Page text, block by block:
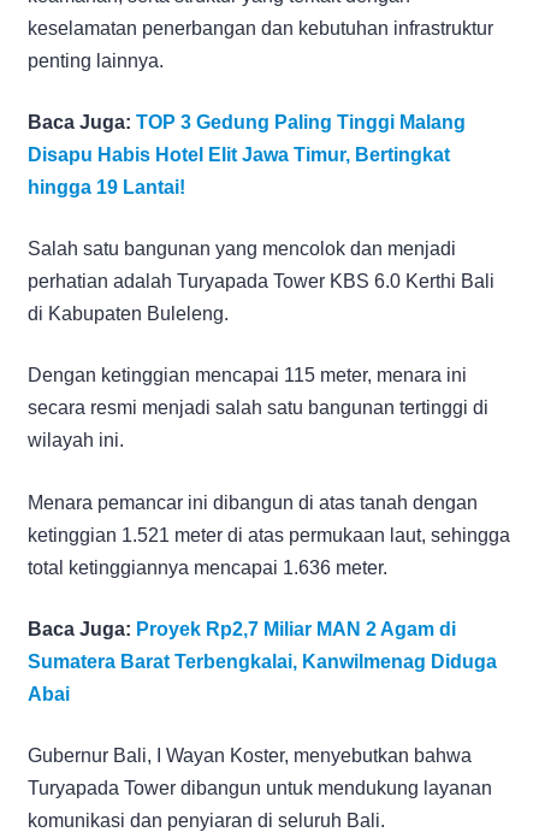
keselamatan penerbangan dan kebutuhan infrastruktur
penting lainnya.
Baca Juga: TOP 3 Gedung Paling Tinggi Malang
Disapu Habis Hotel Elit Jawa Timur, Bertingkat
hingga 19 Lantai!
Salah satu bangunan yang mencolok dan menjadi
perhatian adalah Turyapada Tower KBS 6.0 Kerthi Bali
di Kabupaten Buleleng.
Dengan ketinggian mencapai 115 meter, menara ini
secara resmi menjadi salah satu bangunan tertinggi di
wilayah ini.
Menara pemancar ini dibangun di atas tanah dengan
ketinggian 1.521 meter di atas permukaan laut, sehingga
total ketinggiannya mencapai 1.636 meter.
Baca Juga: Proyek Rp2,7 Miliar MAN 2 Agam di
Sumatera Barat Terbengkalai, Kanwilmenag Diduga
Abai
Gubernur Bali, I Wayan Koster, menyebutkan bahwa
Turyapada Tower dibangun untuk mendukung layanan
komunikasi dan penyiaran di seluruh Bali.